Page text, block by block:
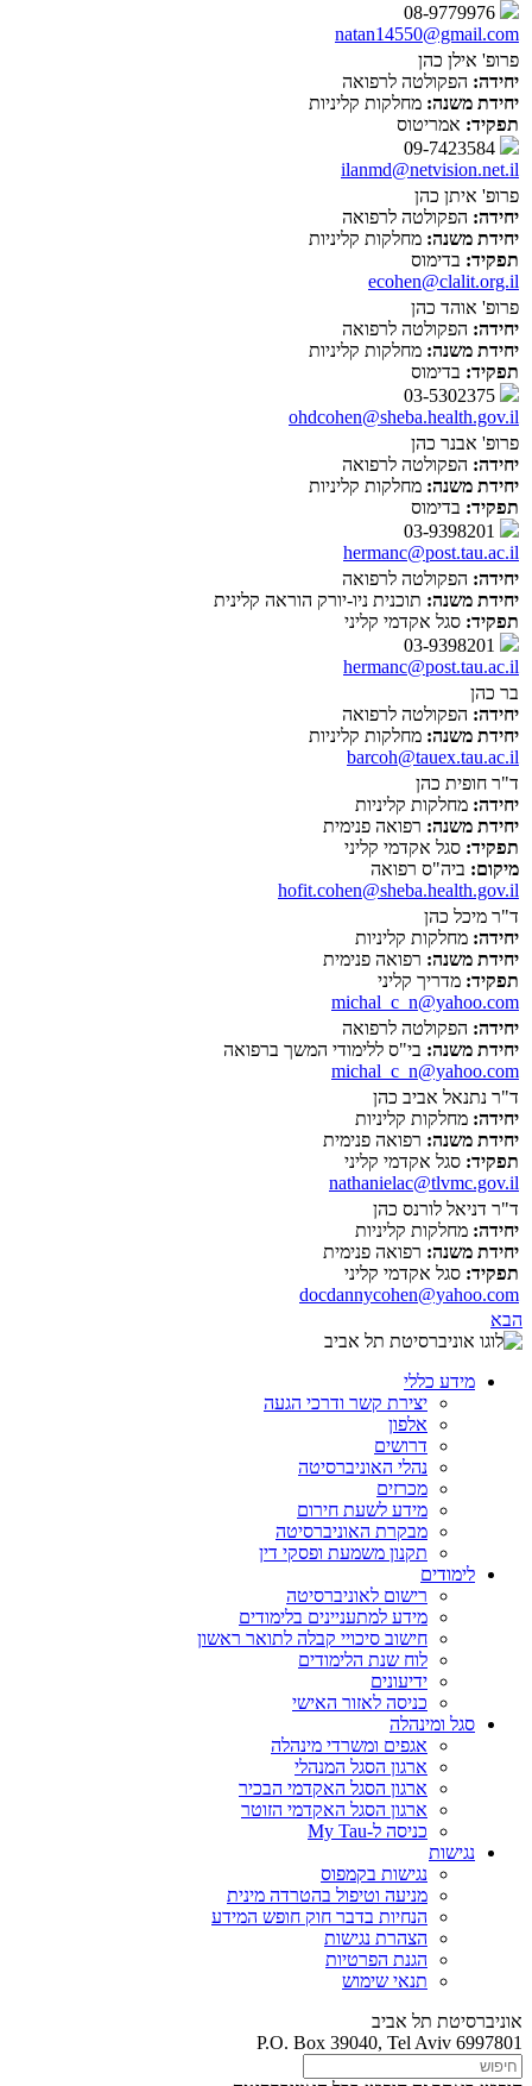
natan14550@gmail.com
פרופ' אילן כהן
יחידה: הפקולטה לרפואה
יחידת משנה: מחלקות קליניות
תפקיד: אמריטוס
ilanmd@netvision.net.il
פרופ' איתן כהן
יחידה: הפקולטה לרפואה
יחידת משנה: מחלקות קליניות
תפקיד: בדימוס
ecohen@clalit.org.il
פרופ' אוהד כהן
יחידה: הפקולטה לרפואה
יחידת משנה: מחלקות קליניות
תפקיד: בדימוס
ohdcohen@sheba.health.gov.il
פרופ' אבנר כהן
יחידה: הפקולטה לרפואה
יחידת משנה: מחלקות קליניות
תפקיד: בדימוס
hermanc@post.tau.ac.il
יחידה: הפקולטה לרפואה
יחידת משנה: תוכנית ניו-יורק הוראה קלינית
תפקיד: סגל אקדמי קליני
hermanc@post.tau.ac.il
בר כהן
יחידה: הפקולטה לרפואה
יחידת משנה: מחלקות קליניות
barcoh@tauex.tau.ac.il
ד"ר חופית כהן
יחידה: מחלקות קליניות
יחידת משנה: רפואה פנימית
תפקיד: סגל אקדמי קליני
מיקום: ביה"ס רפואה
hofit.cohen@sheba.health.gov.il
ד"ר מיכל כהן
יחידה: מחלקות קליניות
יחידת משנה: רפואה פנימית
תפקיד: מדריך קליני
michal_c_n@yahoo.com
יחידה: הפקולטה לרפואה
יחידת משנה: בי"ס ללימודי המשך ברפואה
michal_c_n@yahoo.com
ד"ר נתנאל אביב כהן
יחידה: מחלקות קליניות
יחידת משנה: רפואה פנימית
תפקיד: סגל אקדמי קליני
nathanielac@tlvmc.gov.il
ד"ר דניאל לורנס כהן
יחידה: מחלקות קליניות
יחידת משנה: רפואה פנימית
תפקיד: סגל אקדמי קליני
docdannycohen@yahoo.com
הבא
מידע כללי
יצירת קשר ודרכי הגעה
אלפון
דרושים
נהלי האוניברסיטה
מכרזים
מידע לשעת חירום
מבקרת האוניברסיטה
תקנון משמעת ופסקי דין
לימודים
רישום לאוניברסיטה
מידע למתעניינים בלימודים
חישוב סיכויי קבלה לתואר ראשון
לוח שנת הלימודים
ידיעונים
כניסה לאזור האישי
סגל ומינהלה
אגפים ומשרדי מינהלה
ארגון הסגל המנהלי
ארגון הסגל האקדמי הבכיר
ארגון הסגל האקדמי הזוטר
כניסה ל-My Tau
נגישות
נגישות בקמפוס
מניעה וטיפול בהטרדה מינית
הנחיות בדבר חוק חופש המידע
הצהרת נגישות
הגנת הפרטיות
תנאי שימוש
אוניברסיטת תל אביב
P.O. Box 39040, Tel Aviv 6997801